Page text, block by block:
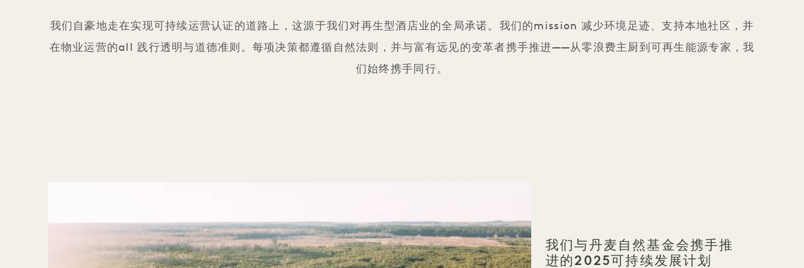
我们自豪地走在实现可持续运营认证的道路上，这源于我们对再生型酒店业的全局承诺。我们的mission 减少环境足迹、支持本地社区，并
在物业运营的all 践行透明与道德准则。每项决策都遵循自然法则，并与富有远见的变革者携手推进——从零浪费主厨到可再生能源专家，我
们始终携手同行。
我们与丹麦自然基金会携手推
进的2025可持续发展计划